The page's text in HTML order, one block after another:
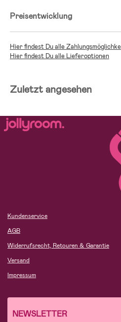
Preisentwicklung
Hier findest Du alle
Hier findest Du alle Lieferoptionen
Zuletzt angesehen
Kundenservice
AGB
Widerrufsrecht, Retouren & Garantie
Versand
Impressum
NEWSLETTER